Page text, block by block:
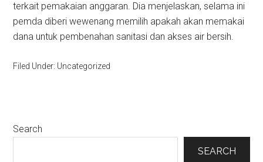
terkait pemakaian anggaran. Dia menjelaskan, selama ini
pemda diberi wewenang memilih apakah akan memakai
dana untuk pembenahan sanitasi dan akses air bersih.
Filed Under: Uncategorized
Primary
Search
SEARCH